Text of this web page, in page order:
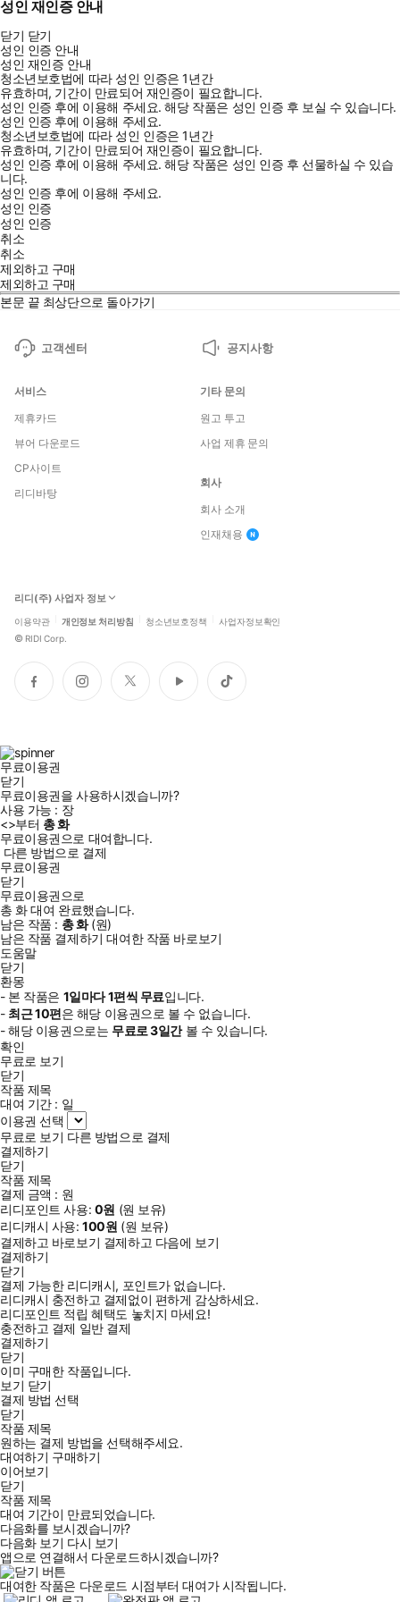
성인 재인증 안내
닫기 닫기
성인 인증 안내
성인 재인증 안내
청소년보호법에 따라 성인 인증은 1년간
유효하며, 기간이 만료되어 재인증이 필요합니다.
성인 인증 후에 이용해 주세요.해당 작품은 성인 인증 후 보실 수 있습니다.
성인 인증 후에 이용해 주세요.
청소년보호법에 따라 성인 인증은 1년간
유효하며, 기간이 만료되어 재인증이 필요합니다.
성인 인증 후에 이용해 주세요.해당 작품은 성인 인증 후 선물하실 수 있습
니다.
성인 인증 후에 이용해 주세요.
성인 인증
성인 인증
취소
취소
제외하고 구매
제외하고 구매
본문 끝 최상단으로 돌아가기
고객센터 공지사항
서비스
제휴카드
뷰어 다운로드
CP사이트
리디바탕
기타 문의
원고 투고
사업 제휴 문의
회사
회사 소개
인재채용
리디(주) 사업자 정보
이용약관 개인정보 처리방침 청소년보호정책 사업자정보확인
© RIDI Corp.
페
이
인
스
트
위
유
튜
틱
톡
무료이용권
닫기
무료이용권을 사용하시겠습니까?
사용 가능 : 장
<>부터 총화
무료이용권으로 대여합니다.
다른 방법으로 결제
무료이용권
닫기
무료이용권으로
총 화대여 완료했습니다.
남은 작품 : 총화(원)
남은 작품 결제하기 대여한 작품 바로보기
도움말
닫기
환몽
- 본 작품은 1일마다1편씩 무료입니다.
- 최근10편은 해당 이용권으로 볼 수 없습니다.
- 해당 이용권으로는 무료로3일간볼 수 있습니다.
확인
무료로 보기
닫기
작품 제목
대여 기간 : 일
이용권 선택
무료로 보기 다른 방법으로 결제
결제하기
닫기
작품 제목
결제 금액 : 원
리디포인트 사용: 0원 (원 보유)
리디캐시 사용:100원 (원 보유)
결제하고 바로보기 결제하고 다음에 보기
결제하기
닫기
결제 가능한 리디캐시, 포인트가 없습니다.
리디캐시 충전하고 결제없이 편하게 감상하세요.
리디포인트 적립 혜택도 놓치지 마세요!
충전하고 결제 일반 결제
결제하기
닫기
이미 구매한 작품입니다.
보기 닫기
결제 방법 선택
닫기
작품 제목
원하는 결제 방법을 선택해주세요.
대여하기 구매하기
이어보기
닫기
작품 제목
대여 기간이 만료되었습니다.
다음화를 보시겠습니까?
다음화 보기 다시 보기
앱으로 연결해서 다운로드하시겠습니까?
대여한 작품은 다운로드 시점부터 대여가 시작됩니다.